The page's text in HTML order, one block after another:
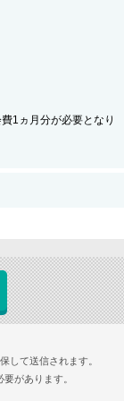
1ヵ月分が必要となり
して送信されます。
があります。